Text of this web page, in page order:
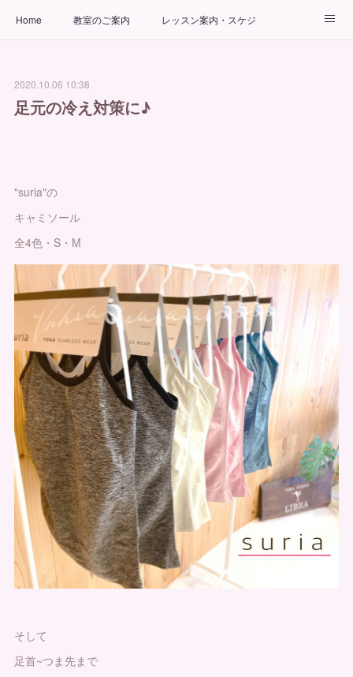
Home 教室のご案内 レッスン案内・スケジュール
出張ヨガ教室
2020.10.06 10:38
足元の冷え対策に♪
"suria"の
キャミソール
全4色・S・M
そして
足首~つま先まで